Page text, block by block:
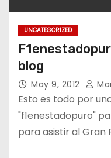
UNCATEGORIZED
blog
May 9, 2012
Esto es todo por
"f1enestadopuro"
para asistir al Gran